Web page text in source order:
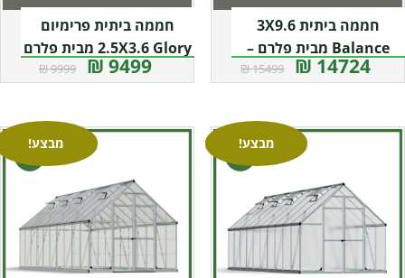
חממה ביתית 3X9.6
Balance מבית פלרם –
Canopia
14724 ₪
15499 ₪
חממה ביתית פרימיום
2.5X3.6 Glory מבית פלרם
– Canopia
9499 ₪
9999 ₪
מבצע! מבצע!